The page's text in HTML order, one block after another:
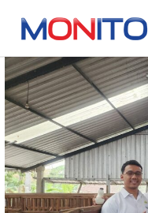
Tag: Merapi Farm